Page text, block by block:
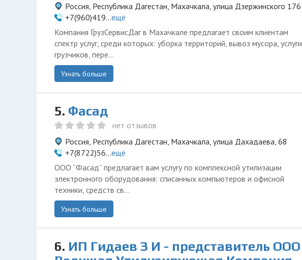
Россия, Республика Дагестан, Махачкала, улица Дзержинского 176
+7(960)419...ещё
Компания ГрузСервисДаг в Махачкале предлагает своим клиентам
спектр услуг, среди которых: уборка территорий, вывоз мусора, услуги
грузчиков, пере...
Узнать больше
5. Фасад
нет отзывов
Россия, Республика Дагестан, Махачкала, улица Дахадаева, 68
+7(8722)56...ещё
ООО “Фасад” предлагает вам услугу по комплексной утилизации
электронного оборудования: списанных компьютеров и офисной
техники, средств св...
Узнать больше
6. ИП Гидаев З И - представитель ООО